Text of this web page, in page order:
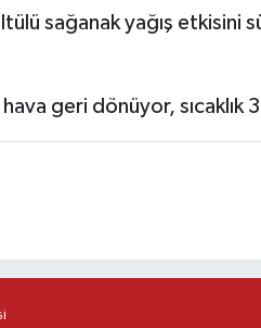
sağanak yağış etkisini
geri dönüyor, sıcaklık